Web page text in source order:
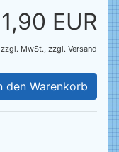
EUR
zzgl. MwSt., zzgl. Versand
den Warenkorb